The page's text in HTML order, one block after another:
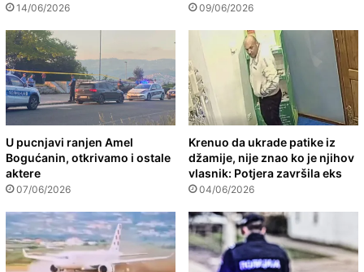
14/06/2026 09/06/2026
U pucnjavi ranjen Amel
Bogućanin, otkrivamo i ostale
aktere
07/06/2026
Krenuo da ukrade patike iz
džamije, nije znao ko je njihov
vlasnik: Potjera završila eks
04/06/2026